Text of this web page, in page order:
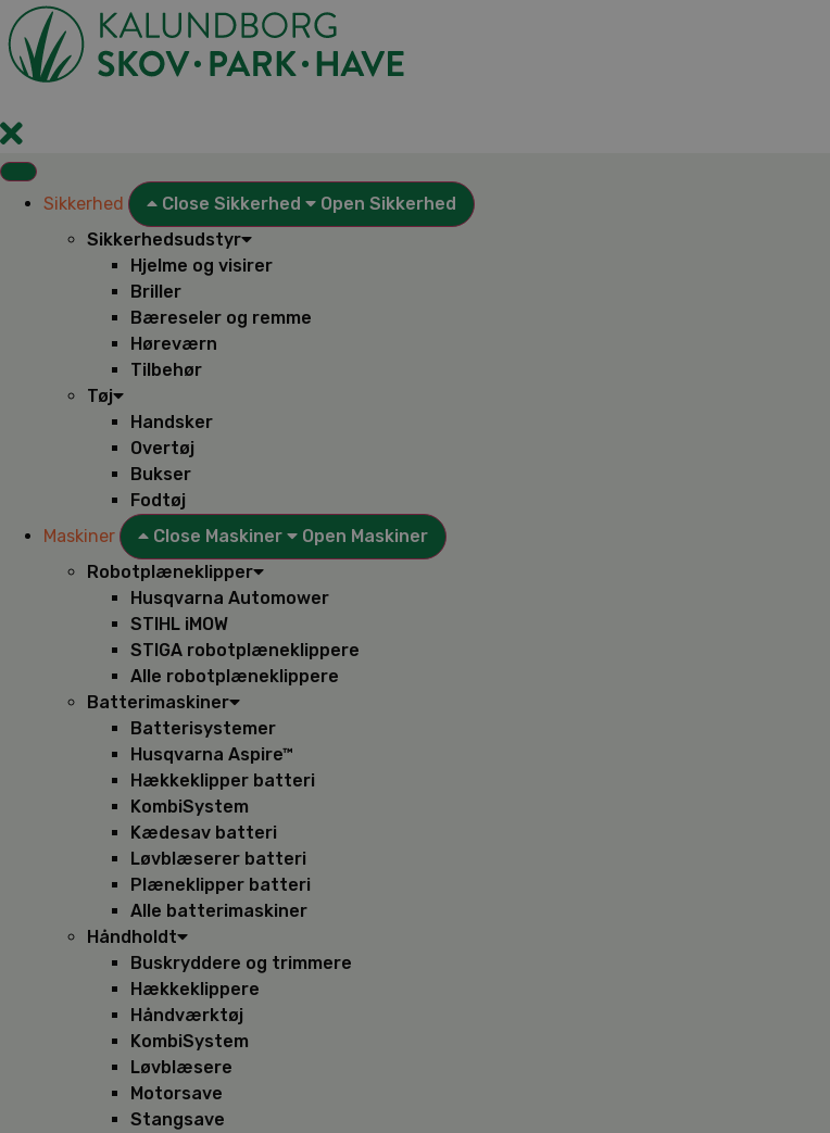
Videre
til
indhold
Sikkerhed Close Sikkerhed
Open Sikkerhed
Sikkerhedsudstyr
Hjelme og visirer
Briller
Bæreseler og remme
Høreværn
Tilbehør
Tøj
Handsker
Overtøj
Bukser
Fodtøj
Maskiner
Close Maskiner
Open Maskiner
Robotplæneklipper
Husqvarna Automower
STIHL iMOW
STIGA robotplæneklippere
Alle robotplæneklippere
Batterimaskiner
Batterisystemer
Husqvarna Aspire™
Hækkeklipper batteri
KombiSystem
Kædesav batteri
Løvblæserer batteri
Plæneklipper batteri
Alle batterimaskiner
Håndholdt
Buskryddere og trimmere
Hækkeklippere
Håndværktøj
KombiSystem
Løvblæsere
Motorsave
Stangsave